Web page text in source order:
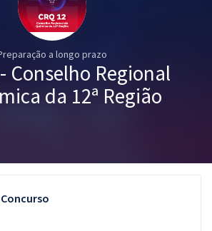
a longo prazo
Conselho Regional
da 12ª Região